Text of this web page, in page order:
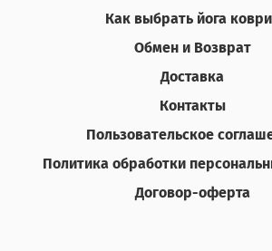
Как выбрать йога
Обмен и Возврат
Доставка
Контакты
Пользовательское
Политика обработки
Договор-оферта